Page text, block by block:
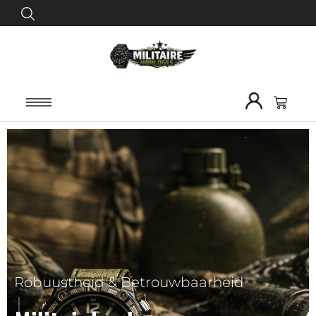
Precisie waar je op kunt vertrouwen in
elk avontuur.
Robuustheid & Betrouwbaarheid